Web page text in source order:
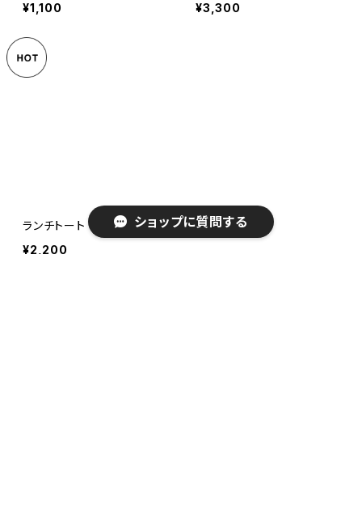
¥1,100
¥3,300
ランチトート マロン NT
¥2,200
ショップに質問する